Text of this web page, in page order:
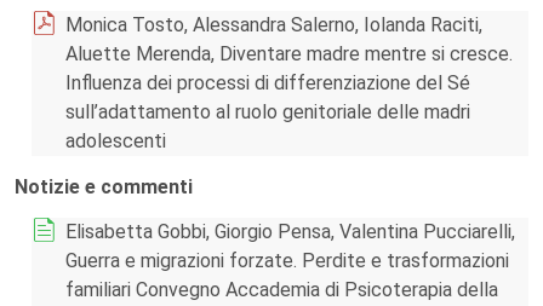
Monica Tosto, Alessandra Salerno, Iolanda Raciti,
Aluette Merenda, Diventare madre mentre si cresce.
Influenza dei processi di differenziazione del Sé
sull’adattamento al ruolo genitoriale delle madri
adolescenti
Notizie e commenti
Elisabetta Gobbi, Giorgio Pensa, Valentina Pucciarelli,
Guerra e migrazioni forzate. Perdite e trasformazioni
familiari Convegno Accademia di Psicoterapia della